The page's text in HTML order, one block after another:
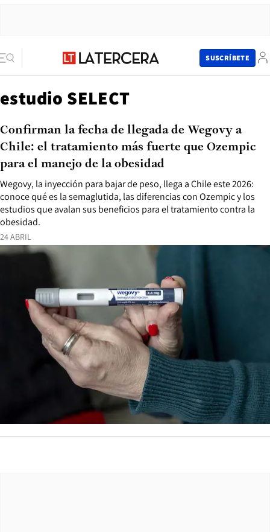
SUSCRÍBETE
estudio SELECT
24 ABRIL
Wegovy, la inyección para bajar de peso, llega a Chile este 2026:
conoce qué es la semaglutida, las diferencias con Ozempic y los
estudios que avalan sus beneficios para el tratamiento contra la
obesidad.
Confirman la fecha de llegada de Wegovy a
Chile: el tratamiento más fuerte que Ozempic
para el manejo de la obesidad